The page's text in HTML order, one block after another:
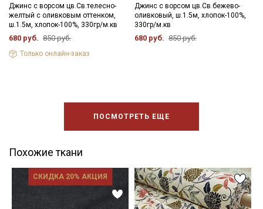
Джинс с ворсом цв.Св.телесно-
желтый с оливковым оттенком,
ш.1.5м, хлопок-100%, 330гр/м.кв
680 руб. 850 руб.
Только онлайн-заказ
Джинс с ворсом цв.Св.бежево-
оливковый, ш.1.5м, хлопок-100%,
330гр/м.кв
680 руб. 850 руб.
ПОСМОТРЕТЬ ЕЩЕ
Похожие ткани
СКИДКА 20% АКЦИЯ